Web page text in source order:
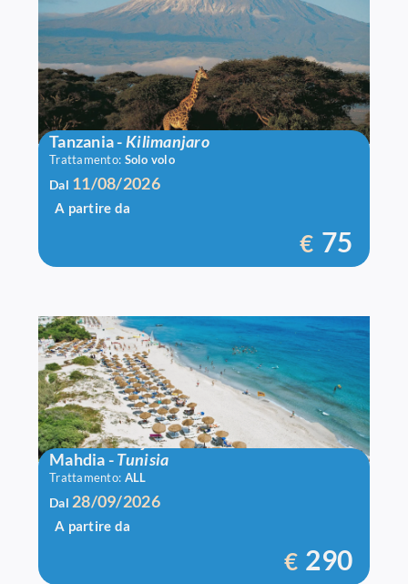
Volo A/R Tanzania
Tanzania-Kilimanjaro
Trattamento: Solo volo
Dal 11/08/2026
A partire da
€ 75
Bravo El Borj
Mahdia -Tunisia
Trattamento: ALL
Dal 28/09/2026
A partire da
€ 290